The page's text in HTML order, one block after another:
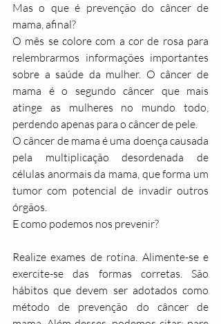
Mas o que é prevenção do câncer de
mama, afinal?
O mês se colore com a cor de rosa para
relembrarmos informações importantes
sobre a saúde da mulher. O câncer de
mama é o segundo câncer que mais
atinge as mulheres no mundo todo,
perdendo apenas para o câncer de pele.
O câncer de mama é uma doença causada
pela multiplicação desordenada de
células anormais da mama, que forma um
tumor com potencial de invadir outros
órgãos.
E como podemos nos prevenir?
Realize exames de rotina. Alimente-se e
exercite-se das formas corretas. São
hábitos que devem ser adotados como
método de prevenção do câncer de